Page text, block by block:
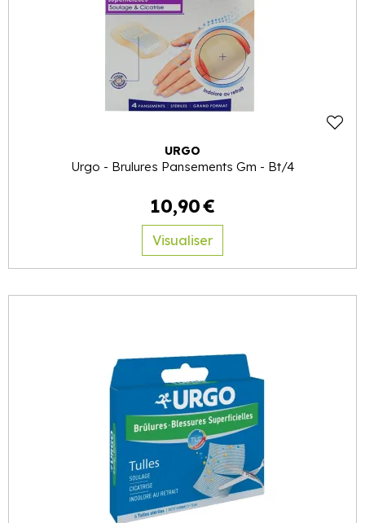
URGO
Urgo - Brulures Pansements Gm - Bt/4
10,90€
Visualiser